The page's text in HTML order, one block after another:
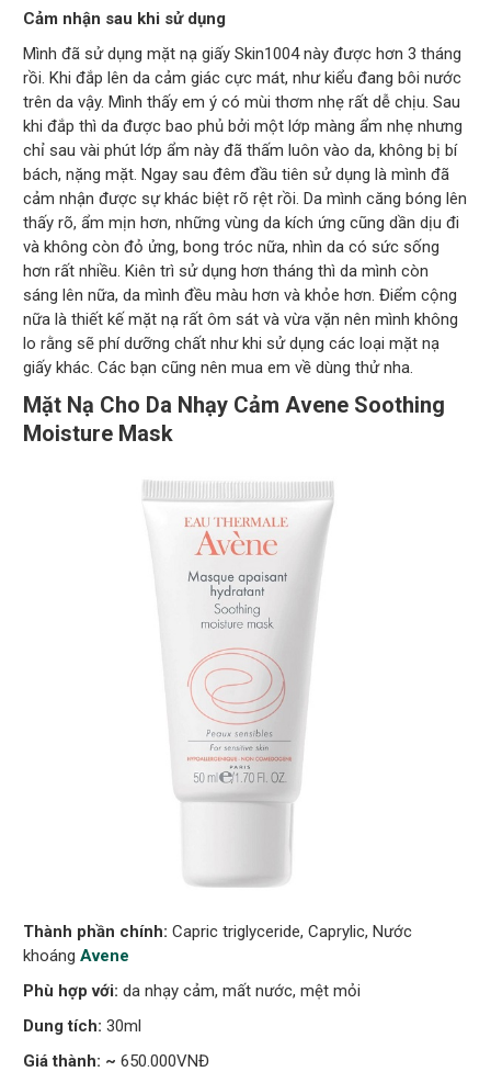
Cảm nhận sau khi sử dụng
Mình đã sử dụng mặt nạ giấy Skin1004 này được hơn 3 tháng
rồi. Khi đắp lên da cảm giác cực mát, như kiểu đang bôi nước
trên da vậy. Mình thấy em ý có mùi thơm nhẹ rất dễ chịu. Sau
khi đắp thì da được bao phủ bởi một lớp màng ẩm nhẹ nhưng
chỉ sau vài phút lớp ẩm này đã thấm luôn vào da, không bị bí
bách, nặng mặt. Ngay sau đêm đầu tiên sử dụng là mình đã
cảm nhận được sự khác biệt rõ rệt rồi. Da mình căng bóng lên
thấy rõ, ẩm mịn hơn, những vùng da kích ứng cũng dần dịu đi
và không còn đỏ ửng, bong tróc nữa, nhìn da có sức sống
hơn rất nhiều. Kiên trì sử dụng hơn tháng thì da mình còn
sáng lên nữa, da mình đều màu hơn và khỏe hơn. Điểm cộng
nữa là thiết kế mặt nạ rất ôm sát và vừa vặn nên mình không
lo rằng sẽ phí dưỡng chất như khi sử dụng các loại mặt nạ
giấy khác. Các bạn cũng nên mua em về dùng thử nha.
Mặt Nạ Cho Da Nhạy Cảm Avene Soothing
Moisture Mask
Thành phần chính: Capric triglyceride, Caprylic, Nước
khoángAvene
Phù hợp với:da nhạy cảm, mất nước, mệt mỏi
Dung tích:30ml
Giá thành: ~650.000VNĐ